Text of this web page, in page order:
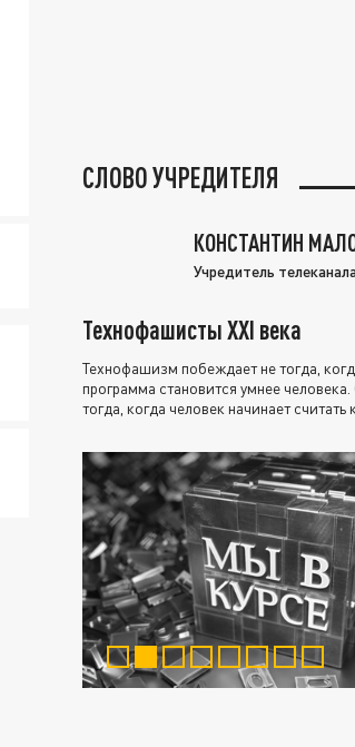
СЛОВО УЧРЕДИТЕЛЯ
КОНСТАНТИН
Учредитель
Технофашисты XXI века
Технофашизм побеждает не тогда,
программа становится умнее
тогда, когда человек начинает